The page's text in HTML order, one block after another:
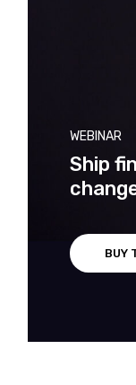
WEBINAR
Ship
BUY